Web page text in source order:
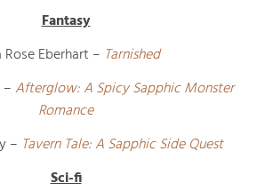
Fantasy
Rose Eberhart – Tarnished
Afterglow: A Spicy Sapphic Monster
Romance
– Tavern Tale: A Sapphic Side Quest
Sci-fi